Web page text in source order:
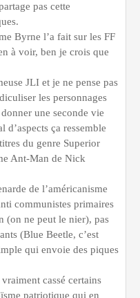
pas cette
Byrne l’a fait sur les FF
à voir, ben je crois que
JLI et je ne pense pas
les personnages
une seconde vie
d’aspects ça ressemble
du genre Superior
Ant-Man de Nick
de l’américanisme
communistes primaires
(on ne peut le nier), pas
(Blue Beetle, c’est
qui envoie des piques
cassé certains
patriotique qui en